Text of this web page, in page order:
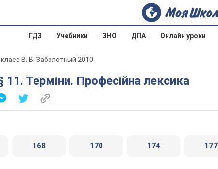
ГДЗ Учебники ЗНО ДПА Онлайн уроки
В. В. Заболотный 2010
11. Терміни. Професійна лексика
168 170 174 177